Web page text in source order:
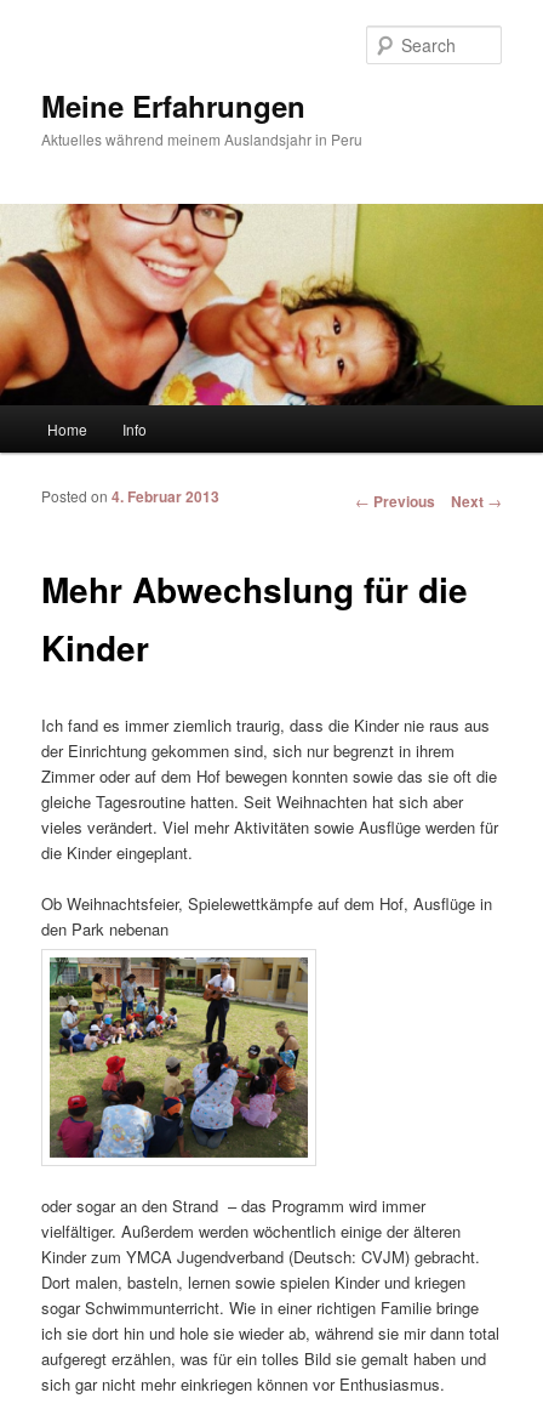
Meine Erfahrungen
Aktuelles während meinem Auslandsjahr in Peru
Skip to primary content
Skip to secondary content
Home Info
Post navigation
← Previous Next →
Mehr Abwechslung für die
Kinder
Posted on4. Februar 2013
Ich fand es immer ziemlich traurig, dass die Kinder nie raus aus
der Einrichtung gekommen sind, sich nur begrenzt in ihrem
Zimmer oder auf dem Hof bewegen konnten sowie das sie oft die
gleiche Tagesroutine hatten. Seit Weihnachten hat sich aber
vieles verändert. Viel mehr Aktivitäten sowie Ausflüge werden für
die Kinder eingeplant.
Ob Weihnachtsfeier, Spielewettkämpfe auf dem Hof, Ausflüge in
den Park nebenan
oder sogar an den Strand – das Programm wird immer
vielfältiger. Außerdem werden wöchentlich einige der älteren
Kinder zum YMCA Jugendverband (Deutsch: CVJM) gebracht.
Dort malen, basteln, lernen sowie spielen Kinder und kriegen
sogar Schwimmunterricht. Wie in einer richtigen Familie bringe
ich sie dort hin und hole sie wieder ab, während sie mir dann total
aufgeregt erzählen, was für ein tolles Bild sie gemalt haben und
sich gar nicht mehr einkriegen können vor Enthusiasmus.